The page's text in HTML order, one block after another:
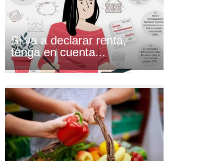
Si va a declarar renta,
tenga en cuenta...